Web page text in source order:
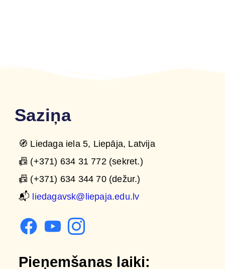
Saziņa
🧭 Liedaga iela 5, Liepāja, Latvija
📠 (+371) 634 31 772 (sekret.)
📠 (+371) 634 344 70 (dežur.)
📬 liedagavsk@liepaja.edu.lv
Pieņemšanas laiki: